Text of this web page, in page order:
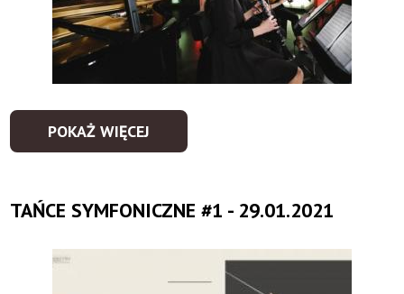
POKAŻ WIĘCEJ
TAŃCE SYMFONICZNE #1 - 29.01.2021